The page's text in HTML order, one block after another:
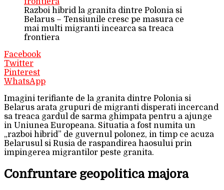
Razboi hibrid la granita dintre Polonia si
Belarus – Tensiunile cresc pe masura ce
mai multi migranti incearca sa treaca
frontiera
Facebook
Twitter
Pinterest
WhatsApp
Imagini terifiante de la granita dintre Polonia si
Belarus arata grupuri de migranti disperati incercand
sa treaca gardul de sarma ghimpata pentru a ajunge
in Uniunea Europeana. Situatia a fost numita un
„razboi hibrid” de guvernul polonez, in timp ce acuza
Belarusul si Rusia de raspandirea haosului prin
impingerea migrantilor peste granita.
Confruntare geopolitica majora